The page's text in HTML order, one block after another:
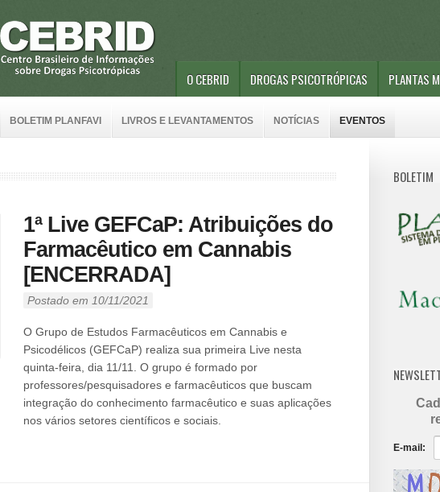
O CEBRID DROGAS PSICOTRÓPICAS PLANTAS
BOLETIM PLANFAVI LIVROS E LEVANTAMENTOS NOTÍCIAS EVENTOS
1ª Live GEFCaP: Atribuições do
Farmacêutico em Cannabis
[ENCERRADA]
Postado em 10/11/2021
O Grupo de Estudos Farmacêuticos em Cannabis e
Psicodélicos (GEFCaP) realiza sua primeira Live nesta
quinta-feira, dia 11/11. O grupo é formado por
professores/pesquisadores e farmacêuticos que buscam
integração do conhecimento farmacêutico e suas aplicações
nos vários setores científicos e sociais.
BOLETIM
E-mail: